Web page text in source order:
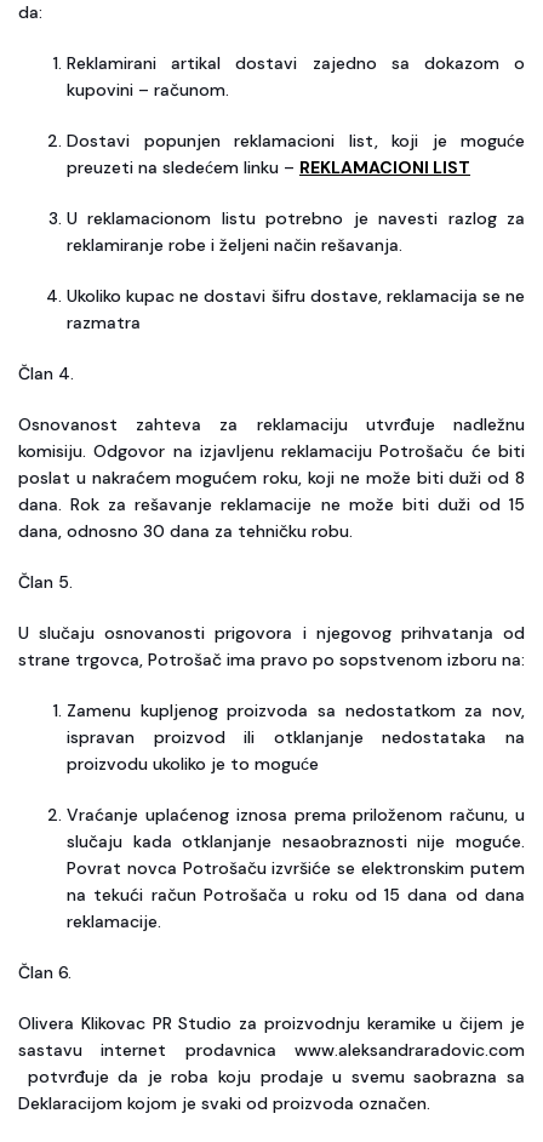
da:
Reklamirani artikal dostavi zajedno sa dokazom o
kupovini – računom.
Dostavi popunjen reklamacioni list, koji je moguće
preuzeti na sledećem linku – REKLAMACIONI LIST
U reklamacionom listu potrebno je navesti razlog za
reklamiranje robe i željeni način rešavanja.
Ukoliko kupac ne dostavi šifru dostave, reklamacija se ne
razmatra
Član 4.
Osnovanost zahteva za reklamaciju utvrđuje nadležnu
komisiju. Odgovor na izjavljenu reklamaciju Potrošaču će biti
poslat u nakraćem mogućem roku, koji ne može biti duži od 8
dana. Rok za rešavanje reklamacije ne može biti duži od 15
dana, odnosno 30 dana za tehničku robu.
Član 5.
U slučaju osnovanosti prigovora i njegovog prihvatanja od
strane trgovca, Potrošač ima pravo po sopstvenom izboru na:
Zamenu kupljenog proizvoda sa nedostatkom za nov,
ispravan proizvod ili otklanjanje nedostataka na
proizvodu ukoliko je to moguće
Vraćanje uplaćenog iznosa prema priloženom računu, u
slučaju kada otklanjanje nesaobraznosti nije moguće.
Povrat novca Potrošaču izvršiće se elektronskim putem
na tekući račun Potrošača u roku od 15 dana od dana
reklamacije.
Član 6.
Olivera Klikovac PR Studio za proizvodnju keramike u čijem je
sastavu internet prodavnica www.aleksandraradovic.com
potvrđuje da je roba koju prodaje u svemu saobrazna sa
Deklaracijom kojom je svaki od proizvoda označen.